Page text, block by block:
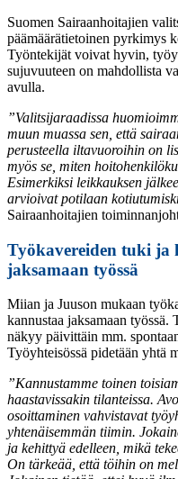
Suomen Sairaanhoitajien
päämäärätietoinen pyrkimys
Työntekijät voivat hyvin,
sujuvuuteen on mahdollista
avulla.
”Valitsijaraadissa
muun muassa sen, että
perusteella iltavuoroihin on
myös se, miten
Esimerkiksi leikkauksen
arvioivat potilaan
Sairaanhoitajien
Työkavereiden tuki ja
jaksamaan työssä
Miian ja Juuson mukaan
kannustaa jaksamaan
näkyy päivittäin mm.
Työyhteisössä pidetään yhtä
”Kannustamme toinen
haastavissakin tilanteissa.
osoittaminen vahvistavat
yhtenäisemmän tiimin.
ja kehittyä edelleen, mikä
On tärkeää, että töihin on